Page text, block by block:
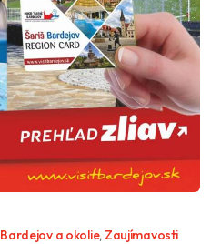
Bardejov a okolie, Zaujímavosti